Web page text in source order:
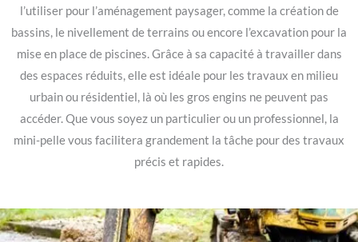
l’utiliser pour l’aménagement paysager, comme la création de
bassins, le nivellement de terrains ou encore l’excavation pour la
mise en place de piscines. Grâce à sa capacité à travailler dans
des espaces réduits, elle est idéale pour les travaux en milieu
urbain ou résidentiel, là où les gros engins ne peuvent pas
accéder. Que vous soyez un particulier ou un professionnel, la
mini-pelle vous facilitera grandement la tâche pour des travaux
précis et rapides.